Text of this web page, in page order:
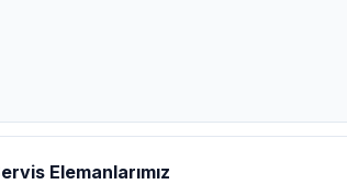
Elemanlarımız